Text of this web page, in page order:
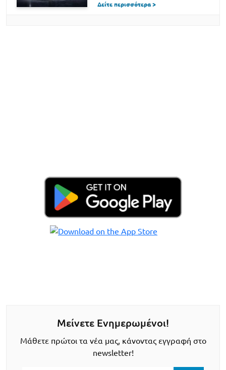
Δείτε περισσότερα >
Μείνετε Ενημερωμένοι!
Μάθετε πρώτοι τα νέα μας, κάνοντας εγγραφή στο
newsletter!